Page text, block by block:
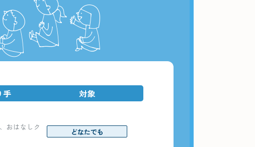
手 対象
おはなしク
どなたでも